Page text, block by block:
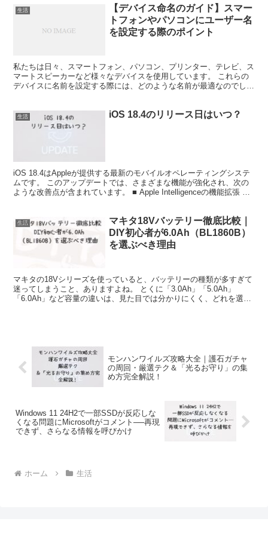
生活
【デバイス命名のガイド】スマー
トフォンやパソコンにユーザー名
を設定する際のポイント
私たちは日々、スマートフォン、パソコン、プリンター、テレビ、ス
マートスピーカーなど様々なデバイスを使用しています。 これらの
デバイスに名前を設定する際には、どのような名前が最適なのでしょ
生活 iOS 18.4のリリース日はいつ？
iOS 18.4はAppleが提供する最新のモバイルオペレーティングシステ
ムです。 このアップデートでは、さまざまな機能が強化され、次の
ような改善点が含まれています。 ■ Apple Intelligenceの機能拡張 複
生活
マキタ18Vバッテリー徹底比較｜
DIY初心者が6.0Ah（BL1860B）
を選ぶべき理由
マキタの18Vシリーズを使っていると、バッテリーの種類が多すぎて
迷ってしまうこと、ありますよね。 とくに「3.0Ah」「5.0Ah」
「6.0Ah」など容量の違いは、見た目では分かりにくく、どれを選べ
モンハンワイルズ攻略大全｜護石ガチャ
の周回・厳選テク＆「光るお守り」の集
め方完全解説！
Windows 11 24H2で一部SSDが反応しな
くなる問題にMicrosoftがコメント──再現
できず、さらなる情報を呼びかけ
ホーム 生活